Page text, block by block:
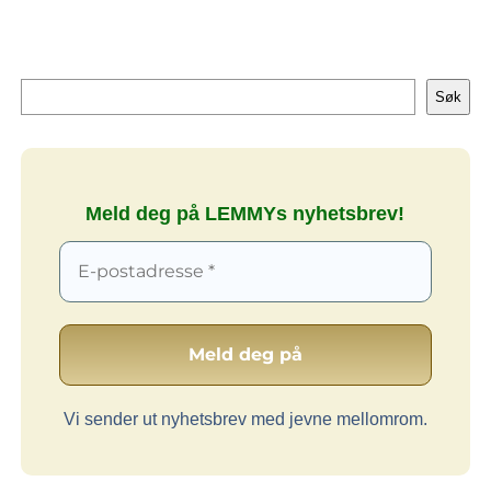
Søk
Søk
Meld deg på LEMMYs nyhetsbrev!
Vi sender ut nyhetsbrev med jevne mellomrom.